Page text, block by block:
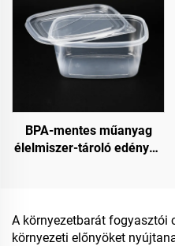
BPA-mentes műanyag
élelmiszer-tároló edények
A környezetbarát fogyasztói
környezeti előnyöket